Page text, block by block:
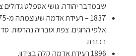
שבמדבר יהודה. גושי אספלט גדולים
אלפי הרוגים. צפת וטבריה נהרסות.
בכנרת.
1896 רעידת אדמה קלה בצידון.